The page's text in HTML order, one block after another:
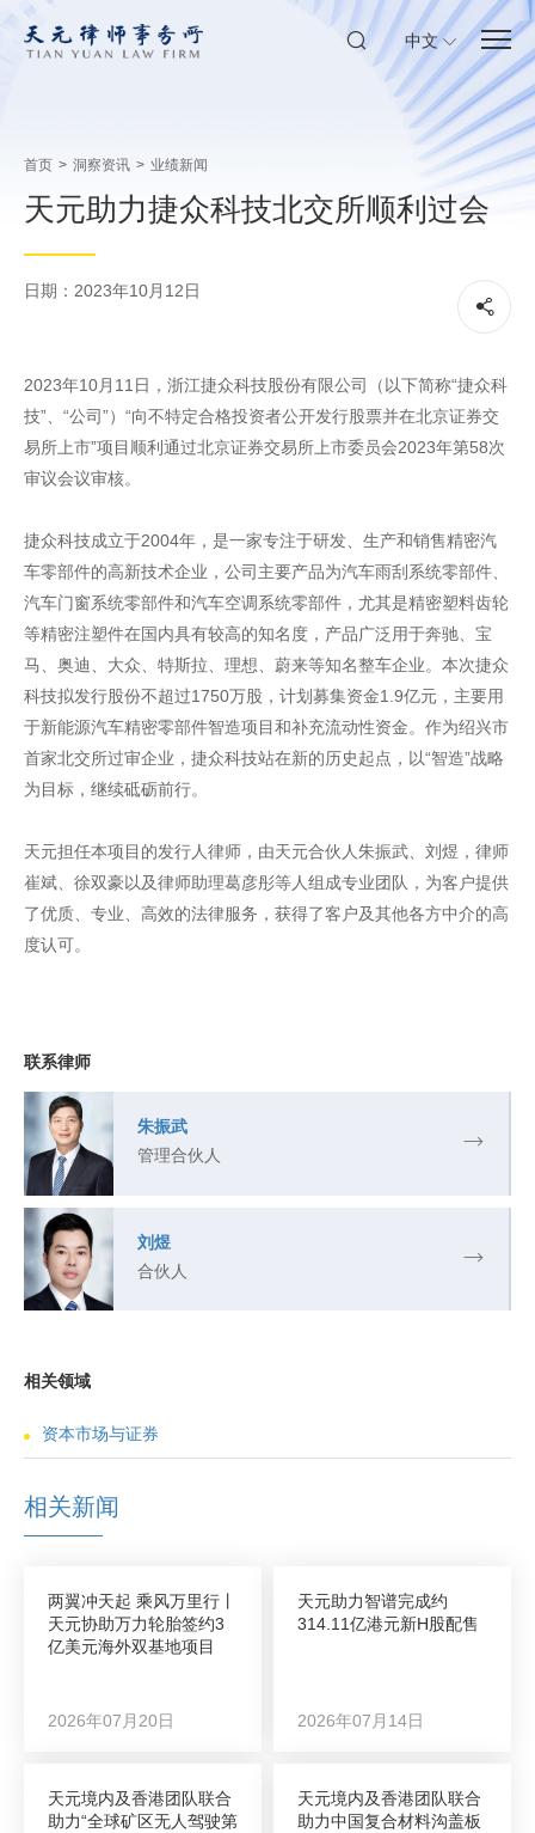
中文
首页 > 洞察资讯 > 业绩新闻
天元助力捷众科技北交所顺利过会
日期：2023年10月12日
2023年10月11日，浙江捷众科技股份有限公司（以下简称“捷众科
技”、“公司”）“向不特定合格投资者公开发行股票并在北京证券交
易所上市”项目顺利通过北京证券交易所上市委员会2023年第58次
审议会议审核。
捷众科技成立于2004年，是一家专注于研发、生产和销售精密汽
车零部件的高新技术企业，公司主要产品为汽车雨刮系统零部件、
汽车门窗系统零部件和汽车空调系统零部件，尤其是精密塑料齿轮
等精密注塑件在国内具有较高的知名度，产品广泛用于奔驰、宝
马、奥迪、大众、特斯拉、理想、蔚来等知名整车企业。本次捷众
科技拟发行股份不超过1750万股，计划募集资金1.9亿元，主要用
于新能源汽车精密零部件智造项目和补充流动性资金。作为绍兴市
首家北交所过审企业，捷众科技站在新的历史起点，以“智造”战略
为目标，继续砥砺前行。
天元担任本项目的发行人律师，由天元合伙人朱振武、刘煜，律师
崔斌、徐双豪以及律师助理葛彦彤等人组成专业团队，为客户提供
了优质、专业、高效的法律服务，获得了客户及其他各方中介的高
度认可。
联系律师
朱振武
管理合伙人
刘煜
合伙人
相关领域
资本市场与证券
相关新闻
两翼冲天起 乘风万里行丨
天元协助万力轮胎签约3
亿美元海外双基地项目
2026年07月20日
天元助力智谱完成约
314.11亿港元新H股配售
2026年07月14日
天元境内及香港团队联合
助力“全球矿区无人驾驶第
天元境内及香港团队联合
助力中国复合材料沟盖板